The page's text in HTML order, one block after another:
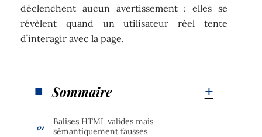
déclenchent aucun avertissement : elles se
révèlent quand un utilisateur réel tente
d’interagir avec la page.
Sommaire
Balises HTML valides mais
sémantiquement fausses